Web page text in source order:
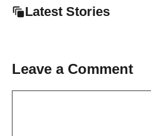
Latest Stories
Leave a Comment